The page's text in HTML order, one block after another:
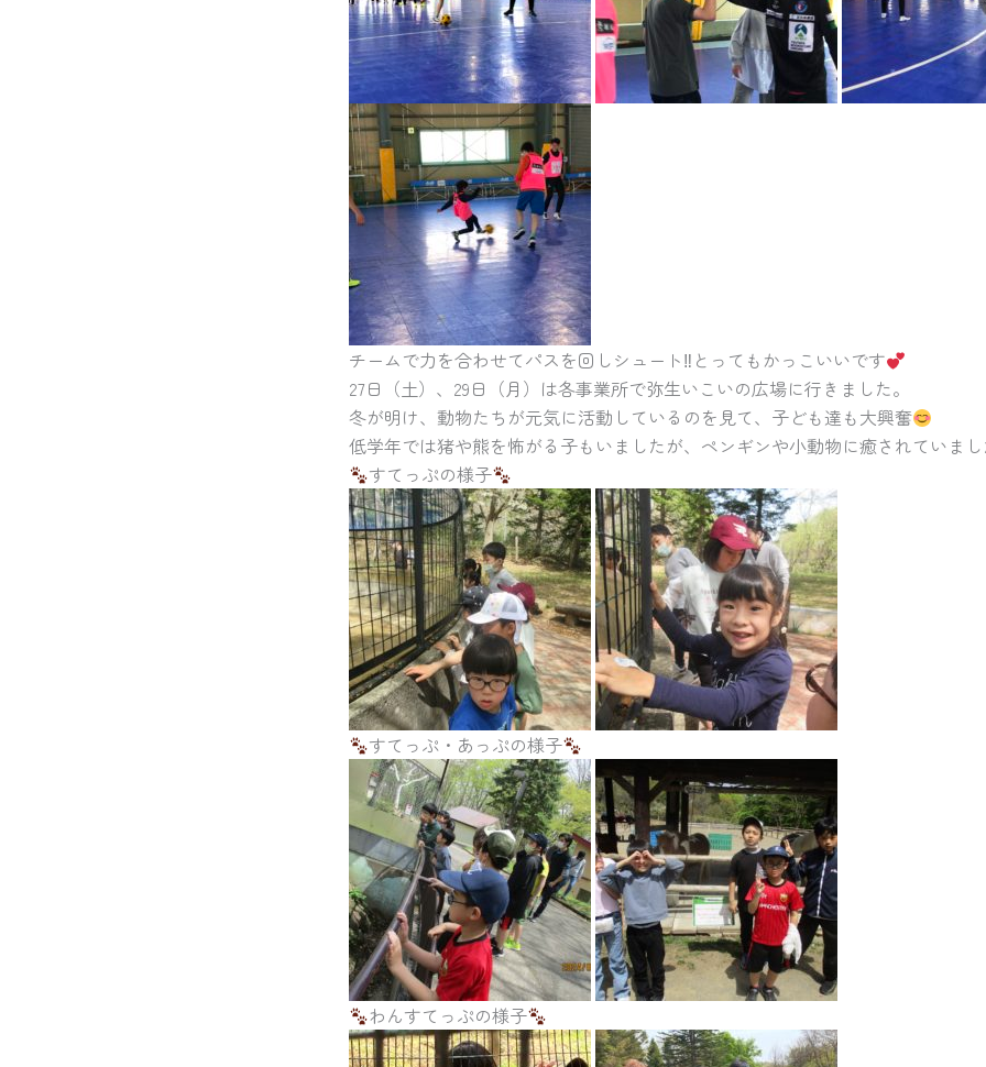
チームで力を合わせてパスを回しシュート‼とってもかっこいいです
27日（土）、29日（月）は各事業所で弥生いこいの広場に行きました。
冬が明け、動物たちが元気に活動しているのを見て、子ども達も大興奮
低学年では猪や熊を怖がる子もいましたが、ペンギンや小動物に癒されていま
すてっぷの様子
すてっぷ・あっぷの様子
わんすてっぷの様子